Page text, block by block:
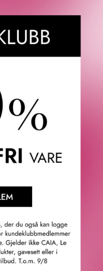
rosen: de skjøre
morgentimene og
fløyelsaktige
den nyskapende
de første kvinnene i
å skape dufter som
kvalitet.
materialer og
materialer av høyeste
Atelier Versace.
består av 12 dufter,
til treaktige,